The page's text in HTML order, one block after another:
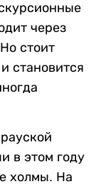
через
стоит
становится
в этом году
холмы. На